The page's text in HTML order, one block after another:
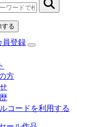
する
員登録
方
コードを利用する